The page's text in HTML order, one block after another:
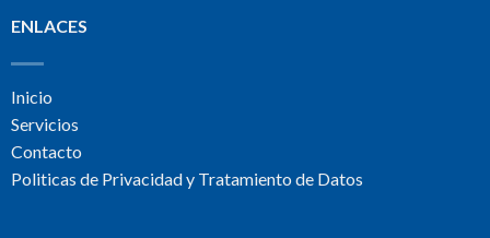
ENLACES
Inicio
Servicios
Contacto
Politicas de Privacidad y Tratamiento de Datos